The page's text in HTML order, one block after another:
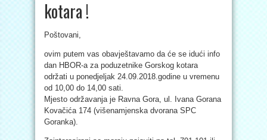
kotara !
Poštovani,
ovim putem vas obavještavamo da će se idući info
dan HBOR-a za poduzetnike Gorskog kotara
održati u ponedjeljak 24.09.2018.godine u vremenu
od 10,00 do 14,00 sati.
Mjesto održavanja je Ravna Gora, ul. Ivana Gorana
Kovačića 174 (višenamjenska dvorana SPC
Goranka).